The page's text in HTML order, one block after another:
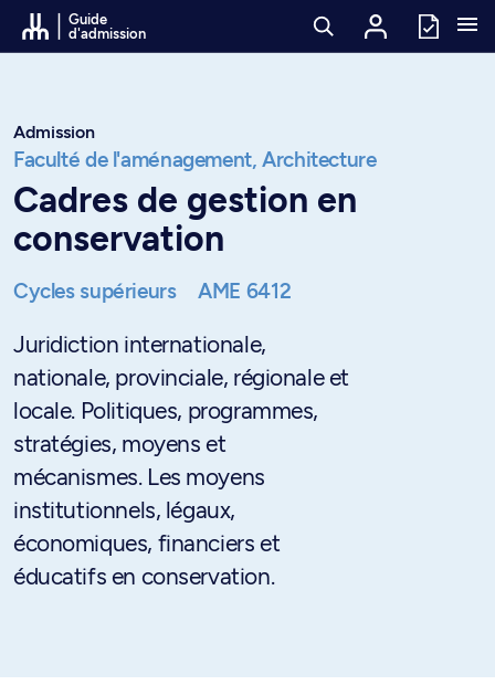
Passer au contenu
Guide
d'admission
Admission
Faculté de l'aménagement, Architecture
Cadres de gestion en
conservation
Cycles supérieurs AME 6412
Juridiction internationale,
nationale, provinciale, régionale et
locale. Politiques, programmes,
stratégies, moyens et
mécanismes. Les moyens
institutionnels, légaux,
économiques, financiers et
éducatifs en conservation.